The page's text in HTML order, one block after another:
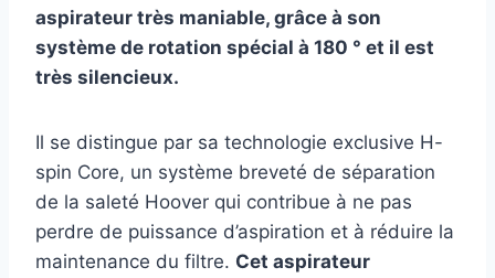
aspirateur très maniable, grâce à son
système de rotation spécial à 180 ° et il est
très silencieux.
Il se distingue par sa technologie exclusive H-
spin Core, un système breveté de séparation
de la saleté Hoover qui contribue à ne pas
perdre de puissance d’aspiration et à réduire la
maintenance du filtre. Cet aspirateur